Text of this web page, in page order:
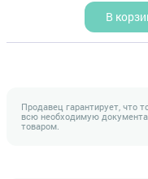
В
Продавец гарантирует, что
всю необходимую
товаром.